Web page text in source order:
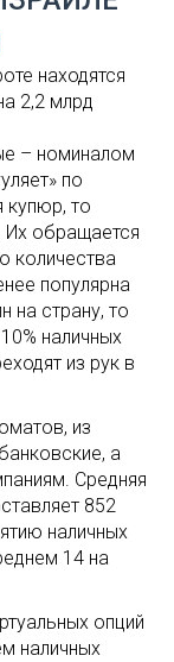
находятся
2,2 млрд
– номиналом
по
купюр, то
обращается
количества
популярна
на страну, то
наличных
из рук в
из
а
Средняя
852
наличных
14 на
опций
наличных